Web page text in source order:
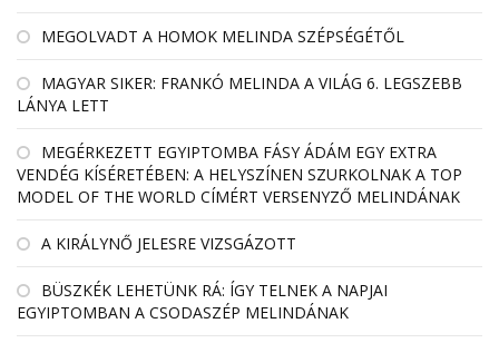
MEGOLVADT A HOMOK MELINDA SZÉPSÉGÉTŐL
MAGYAR SIKER: FRANKÓ MELINDA A VILÁG 6. LEGSZEBB
LÁNYA LETT
MEGÉRKEZETT EGYIPTOMBA FÁSY ÁDÁM EGY EXTRA
VENDÉG KÍSÉRETÉBEN: A HELYSZÍNEN SZURKOLNAK A TOP
MODEL OF THE WORLD CÍMÉRT VERSENYZŐ MELINDÁNAK
A KIRÁLYNŐ JELESRE VIZSGÁZOTT
BÜSZKÉK LEHETÜNK RÁ: ÍGY TELNEK A NAPJAI
EGYIPTOMBAN A CSODASZÉP MELINDÁNAK